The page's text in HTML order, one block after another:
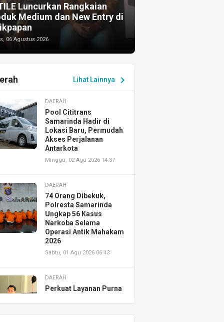
Luncurkan Rangkaian
Medium dan New Entry di
06 Agustus 2026
Lihat Lainnya chevron_right
DAERAH
Pool Cititrans
Samarinda Hadir di
Lokasi Baru, Permudah
Akses Perjalanan
Antarkota
Minggu, 02 Agu 2026 14:37
DAERAH
74 Orang Dibekuk,
Polresta Samarinda
Ungkap 56 Kasus
Narkoba Selama
Operasi Antik Mahakam
2026
Sabtu, 01 Agu 2026 06:43
DAERAH
Perkuat Layanan Purna
Resmikan AHASS